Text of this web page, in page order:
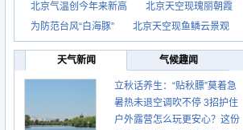
北京气温创今年来新高
北京天空现瑰丽朝霞
为防范台风“白海豚”
北京天空现鱼鳞云景观
天气新闻 气候趣闻
立秋话养生：“贴秋膘”莫着急
先清暑再防燥
暑热未退空调吹不停 3招护住
肩颈不酸痛
户外露营怎么玩更安心？这份